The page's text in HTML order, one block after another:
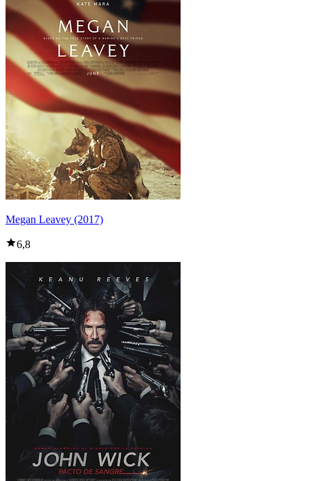
Megan Leavey (2017)
6,8